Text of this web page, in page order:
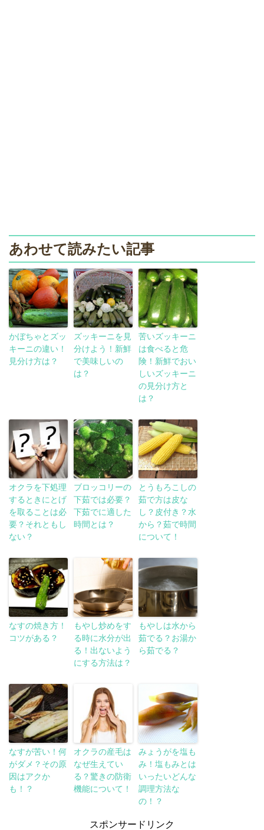
あわせて読みたい記事
かぼちゃとズッ
キーニの違い！
見分け方は？
ズッキーニを見
分けよう！新鮮
で美味しいの
は？
苦いズッキーニ
は食べると危
険！新鮮でおい
しいズッキーニ
の見分け方と
は？
オクラを下処理
するときにとげ
を取ることは必
要？それともし
ない？
ブロッコリーの
下茹では必要？
下茹でに適した
時間とは？
とうもろこしの
茹で方は皮な
し？皮付き？水
から？茹で時間
について！
なすの焼き方！
コツがある？
もやし炒めをす
る時に水分が出
る！出ないよう
にする方法は？
もやしは水から
茹でる？お湯か
ら茹でる？
なすが苦い！何
がダメ？その原
因はアクか
も！？
オクラの産毛は
なぜ生えてい
る？驚きの防衛
機能について！
みょうがを塩も
み！塩もみとは
いったいどんな
調理方法な
の！？
スポンサードリンク